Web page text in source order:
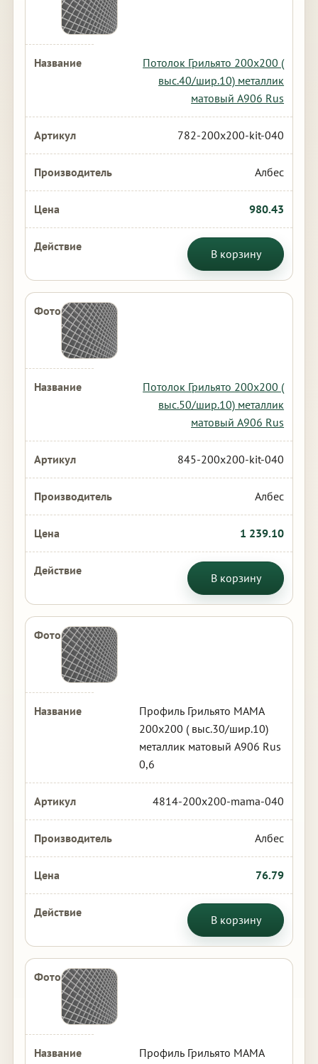
Потолок Грильято 200х200 (
выс.40/шир.10) металлик
матовый А906 Rus
782-200x200-kit-040
Албес
980.43
В корзину
Потолок Грильято 200х200 (
выс.50/шир.10) металлик
матовый А906 Rus
845-200x200-kit-040
Албес
1 239.10
В корзину
Профиль Грильято МАМА
200х200 ( выс.30/шир.10)
металлик матовый А906 Rus
0,6
4814-200x200-mama-040
Албес
76.79
В корзину
Профиль Грильято МАМА